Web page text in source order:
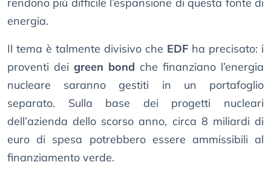
rendono più difficile l’espansione di questa fonte di
energia.
Il tema è talmente divisivo che EDF ha precisato: i
proventi dei green bond che finanziano l’energia
nucleare saranno gestiti in un portafoglio
separato. Sulla base dei progetti nucleari
dell’azienda dello scorso anno, circa 8 miliardi di
euro di spesa potrebbero essere ammissibili al
finanziamento verde.